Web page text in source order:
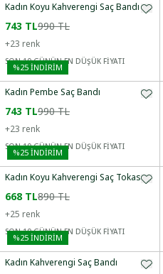
Kadın Koyu Kahverengi Saç Bandı
743 TL990 TL
+23 renk
SON 10 GÜNÜN EN DÜŞÜK FİYATI
%25 İNDİRİM
Kadın Pembe Saç Bandı
743 TL990 TL
+23 renk
SON 10 GÜNÜN EN DÜŞÜK FİYATI
%25 İNDİRİM
Kadın Koyu Kahverengi Saç Tokası
668 TL890 TL
+25 renk
SON 10 GÜNÜN EN DÜŞÜK FİYATI
%25 İNDİRİM
Kadın Kahverengi Saç Bandı